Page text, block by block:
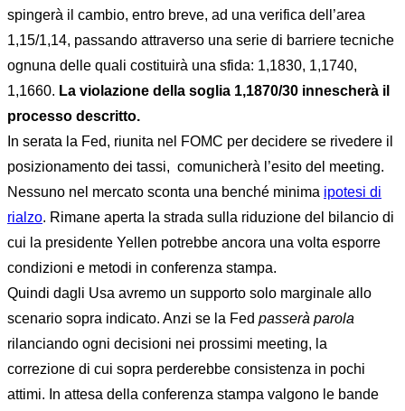
spingerà il cambio, entro breve, ad una verifica dell’area
1,15/1,14, passando attraverso una serie di barriere tecniche
ognuna delle quali costituirà una sfida: 1,1830, 1,1740,
1,1660. La violazione della soglia 1,1870/30 innescherà il
processo descritto.
In serata la Fed, riunita nel FOMC per decidere se rivedere il
posizionamento dei tassi, comunicherà l’esito del meeting.
Nessuno nel mercato sconta una benché minima ipotesi di
rialzo. Rimane aperta la strada sulla riduzione del bilancio di
cui la presidente Yellen potrebbe ancora una volta esporre
condizioni e metodi in conferenza stampa.
Quindi dagli Usa avremo un supporto solo marginale allo
scenario sopra indicato. Anzi se la Fed passerà parola
rilanciando ogni decisioni nei prossimi meeting, la
correzione di cui sopra perderebbe consistenza in pochi
attimi. In attesa della conferenza stampa valgono le bande